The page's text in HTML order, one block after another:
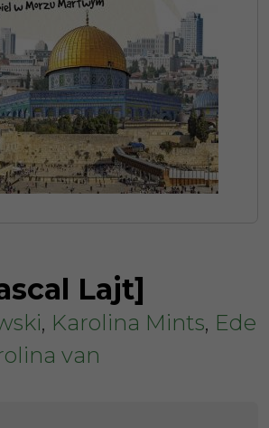
Lajt]
, Karolina Mints, Ede
van